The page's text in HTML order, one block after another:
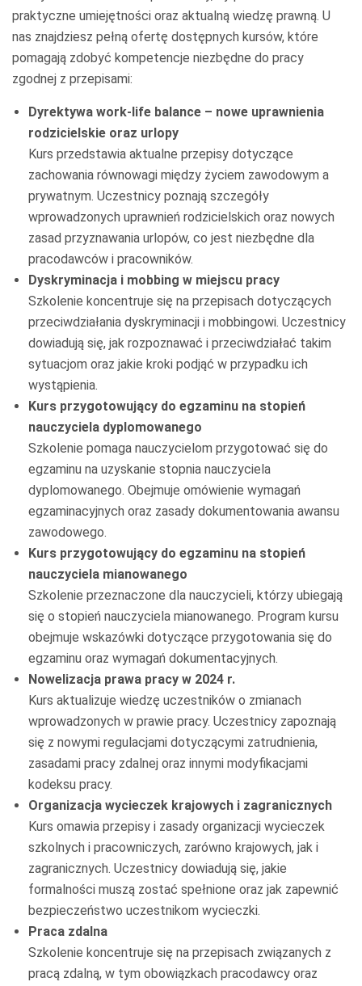
praktyczne umiejętności oraz aktualną wiedzę prawną. U
nas znajdziesz pełną ofertę dostępnych kursów, które
pomagają zdobyć kompetencje niezbędne do pracy
zgodnej z przepisami:
Dyrektywa work-life balance – nowe uprawnienia
rodzicielskie oraz urlopy
Kurs przedstawia aktualne przepisy dotyczące
zachowania równowagi między życiem zawodowym a
prywatnym. Uczestnicy poznają szczegóły
wprowadzonych uprawnień rodzicielskich oraz nowych
zasad przyznawania urlopów, co jest niezbędne dla
pracodawców i pracowników.
Dyskryminacja i mobbing w miejscu pracy
Szkolenie koncentruje się na przepisach dotyczących
przeciwdziałania dyskryminacji i mobbingowi. Uczestnicy
dowiadują się, jak rozpoznawać i przeciwdziałać takim
sytuacjom oraz jakie kroki podjąć w przypadku ich
wystąpienia.
Kurs przygotowujący do egzaminu na stopień
nauczyciela dyplomowanego
Szkolenie pomaga nauczycielom przygotować się do
egzaminu na uzyskanie stopnia nauczyciela
dyplomowanego. Obejmuje omówienie wymagań
egzaminacyjnych oraz zasady dokumentowania awansu
zawodowego.
Kurs przygotowujący do egzaminu na stopień
nauczyciela mianowanego
Szkolenie przeznaczone dla nauczycieli, którzy ubiegają
się o stopień nauczyciela mianowanego. Program kursu
obejmuje wskazówki dotyczące przygotowania się do
egzaminu oraz wymagań dokumentacyjnych.
Nowelizacja prawa pracy w 2024 r.
Kurs aktualizuje wiedzę uczestników o zmianach
wprowadzonych w prawie pracy. Uczestnicy zapoznają
się z nowymi regulacjami dotyczącymi zatrudnienia,
zasadami pracy zdalnej oraz innymi modyfikacjami
kodeksu pracy.
Organizacja wycieczek krajowych i zagranicznych
Kurs omawia przepisy i zasady organizacji wycieczek
szkolnych i pracowniczych, zarówno krajowych, jak i
zagranicznych. Uczestnicy dowiadują się, jakie
formalności muszą zostać spełnione oraz jak zapewnić
bezpieczeństwo uczestnikom wycieczki.
Praca zdalna
Szkolenie koncentruje się na przepisach związanych z
pracą zdalną, w tym obowiązkach pracodawcy oraz